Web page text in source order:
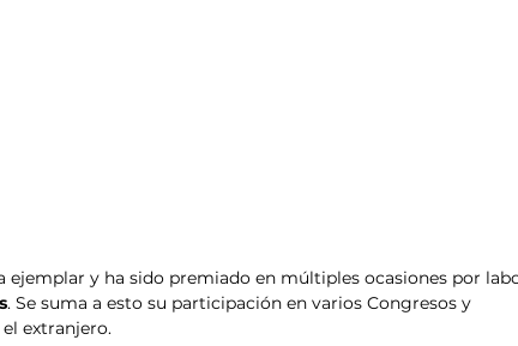
ejemplar y ha sido premiado en múltiples ocasiones por
. Se suma a esto su participación en varios Congresos y
extranjero.